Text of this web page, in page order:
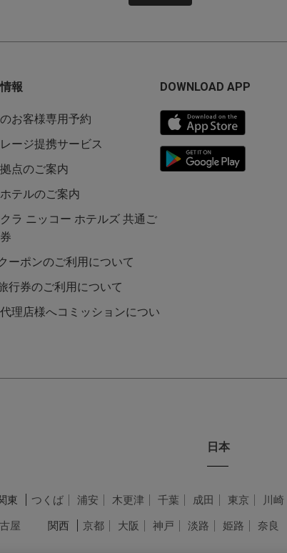
報
お客様専用予約
ージ提携サービス
点のご案内
テルのご案内
ラ ニッコー ホテルズ 共通ご
ーポンのご利用について
行券のご利用について
理店様へコミッションについ
DOWNLOAD APP
日本
東 つくば 浦安 木更津 千葉 成田 東京 川崎
屋 関西 京都 大阪 神戸 淡路 姫路 奈良